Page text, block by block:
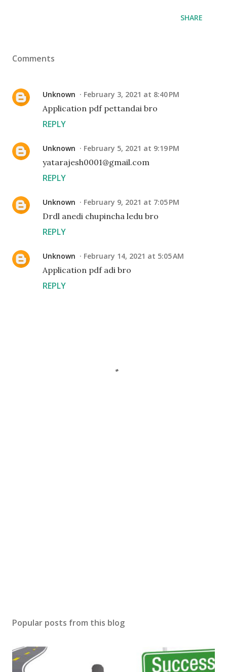
SHARE
Comments
Unknown February 3, 2021 at 8:40 PM
Application pdf pettandai bro
REPLY
Unknown February 5, 2021 at 9:19 PM
yatarajesh0001@gmail.com
REPLY
Unknown February 9, 2021 at 7:05 PM
Drdl anedi chupincha ledu bro
REPLY
Unknown February 14, 2021 at 5:05 AM
Application pdf adi bro
REPLY
Popular posts from this blog